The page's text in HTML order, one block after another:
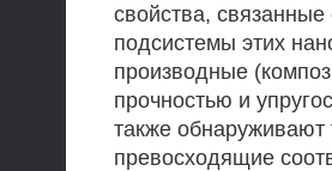
свойства,
подсистемы этих
производные
прочностью и
также обнаруживают
превосходящие